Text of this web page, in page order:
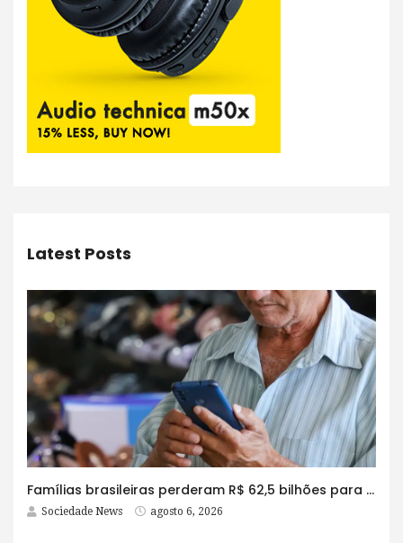
Latest Posts
Famílias brasileiras perderam R$ 62,5 bilhões para bets em 2025
Sociedade News agosto 6, 2026